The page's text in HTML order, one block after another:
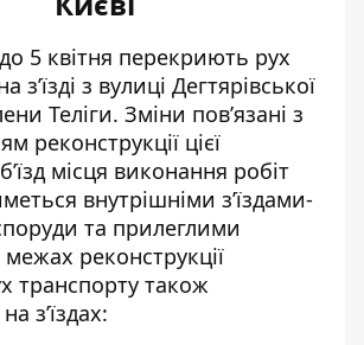
5 квітня перекриють рух
з’їзді з вулиці Дегтярівської
Теліги. Зміни пов’язані з
реконструкції цієї
місця виконання робіт
внутрішніми з’їздами-
та прилеглими
реконструкції
транспорту також
з’їздах: